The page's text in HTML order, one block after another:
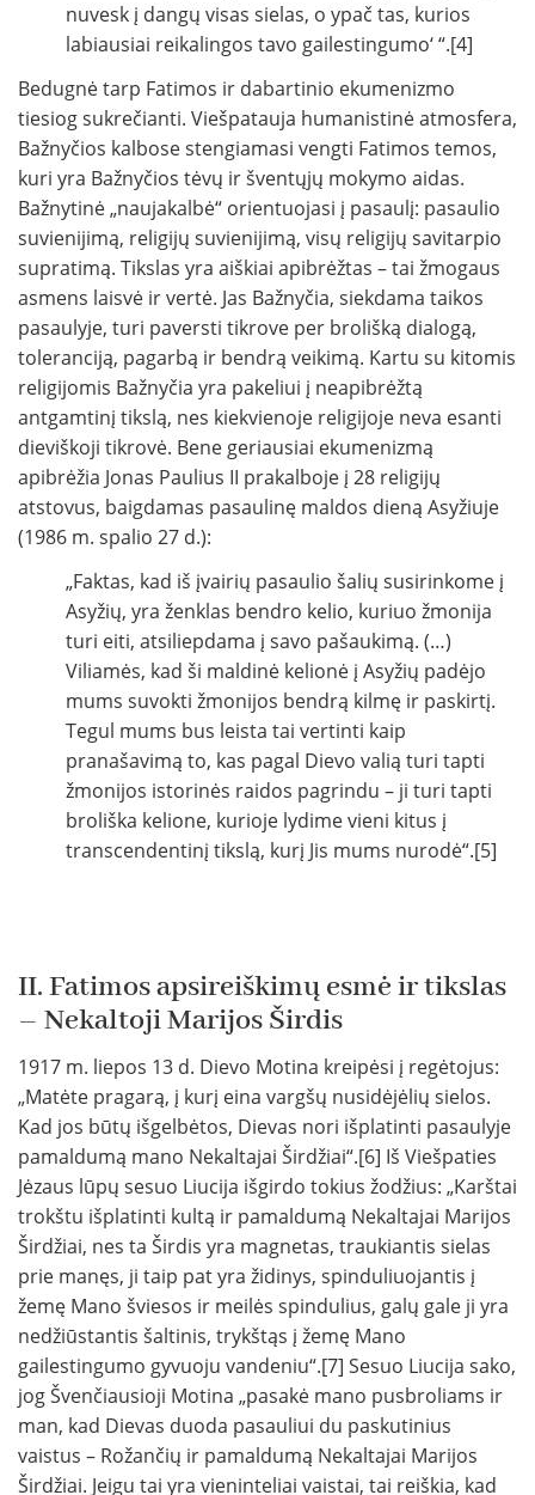
nuvesk į dangų visas sielas, o ypač tas, kurios
labiausiai reikalingos tavo gailestingumo‘ “.[4]
Bedugnė tarp Fatimos ir dabartinio ekumenizmo
tiesiog sukrečianti. Viešpatauja humanistinė atmosfera,
Bažnyčios kalbose stengiamasi vengti Fatimos temos,
kuri yra Bažnyčios tėvų ir šventųjų mokymo aidas.
Bažnytinė „naujakalbė“ orientuojasi į pasaulį: pasaulio
suvienijimą, religijų suvienijimą, visų religijų savitarpio
supratimą. Tikslas yra aiškiai apibrėžtas – tai žmogaus
asmens laisvė ir vertė. Jas Bažnyčia, siekdama taikos
pasaulyje, turi paversti tikrove per brolišką dialogą,
toleranciją, pagarbą ir bendrą veikimą. Kartu su kitomis
religijomis Bažnyčia yra pakeliui į neapibrėžtą
antgamtinį tikslą, nes kiekvienoje religijoje neva esanti
dieviškoji tikrovė. Bene geriausiai ekumenizmą
apibrėžia Jonas Paulius II prakalboje į 28 religijų
atstovus, baigdamas pasaulinę maldos dieną Asyžiuje
(1986 m. spalio 27 d.):
„Faktas, kad iš įvairių pasaulio šalių susirinkome į
Asyžių, yra ženklas bendro kelio, kuriuo žmonija
turi eiti, atsiliepdama į savo pašaukimą. (…)
Viliamės, kad ši maldinė kelionė į Asyžių padėjo
mums suvokti žmonijos bendrą kilmę ir paskirtį.
Tegul mums bus leista tai vertinti kaip
pranašavimą to, kas pagal Dievo valią turi tapti
žmonijos istorinės raidos pagrindu – ji turi tapti
broliška kelione, kurioje lydime vieni kitus į
transcendentinį tikslą, kurį Jis mums nurodė“.[5]
II. Fatimos apsireiškimų esmė ir tikslas
– Nekaltoji Marijos Širdis
1917 m. liepos 13 d. Dievo Motina kreipėsi į regėtojus:
„Matėte pragarą, į kurį eina vargšų nusidėjėlių sielos.
Kad jos būtų išgelbėtos, Dievas nori išplatinti pasaulyje
pamaldumą mano Nekaltajai Širdžiai“.[6] Iš Viešpaties
Jėzaus lūpų sesuo Liucija išgirdo tokius žodžius: „Karštai
trokštu išplatinti kultą ir pamaldumą Nekaltajai Marijos
Širdžiai, nes ta Širdis yra magnetas, traukiantis sielas
prie manęs, ji taip pat yra židinys, spinduliuojantis į
žemę Mano šviesos ir meilės spindulius, galų gale ji yra
nedžiūstantis šaltinis, trykštąs į žemę Mano
gailestingumo gyvuoju vandeniu“.[7] Sesuo Liucija sako,
jog Švenčiausioji Motina „pasakė mano pusbroliams ir
man, kad Dievas duoda pasauliui du paskutinius
vaistus – Rožančių ir pamaldumą Nekaltajai Marijos
Širdžiai. Jeigu tai yra vieninteliai vaistai, tai reiškia, kad